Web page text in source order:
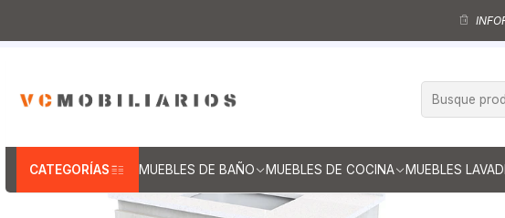
CATEGORÍAS MUEBLES DE BAÑO MUEBLES DE COCINA MUEBLES
Muebles vanitorios al piso
Mueble vanitorio